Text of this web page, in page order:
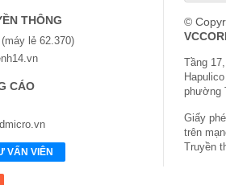
THÔNG
lẻ 62.370)
CÁO
VẤN VIÊN
©
Tầng
phường
Giấy
trên
Truyền